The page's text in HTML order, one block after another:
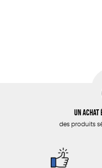
Un achat
des produits